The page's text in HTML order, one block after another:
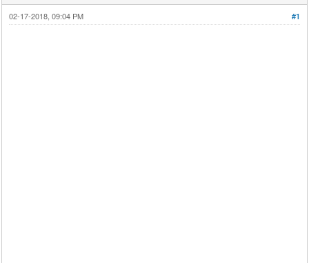
#1
02-17-2018, 09:04 PM